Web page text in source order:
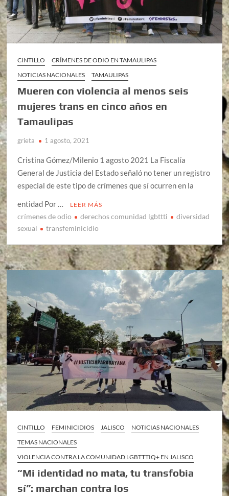
CINTILLO
CRÍMENES DE ODIO EN TAMAULIPAS
NOTICIAS NACIONALES
TAMAULIPAS
Mueren con violencia al menos seis
mujeres trans en cinco años en
Tamaulipas
grieta 1 agosto, 2021
Cristina Gómez/Milenio 1 agosto 2021 La Fiscalía
General de Justicia del Estado señaló no tener un registro
especial de este tipo de crímenes que sí ocurren en la
entidad Por …
LEER MÁS
crímenes de odio derechos comunidad lgbttti
diversidad
sexual
transfeminicidio
CINTILLO FEMINICIDIOS JALISCO
NOTICIAS NACIONALES
TEMAS NACIONALES
VIOLENCIA CONTRA LA COMUNIDAD LGBTTTIQ+ EN JALISCO
“Mi identidad no mata, tu transfobia
sí”: marchan contra los